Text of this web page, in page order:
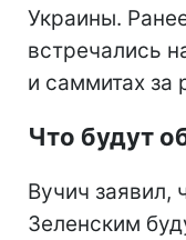
Украины.
встречались
и саммитах за
Что будут
Вучич заявил,
Зеленским